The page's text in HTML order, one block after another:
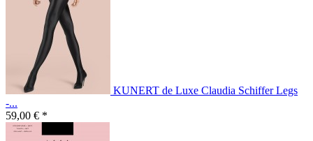
KUNERT de Luxe Claudia Schiffer Legs
-...
59,00 € *